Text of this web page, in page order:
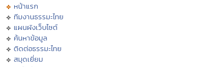
หน้าแรก
ทีมงานธรรมะไทย
แผนผังเว็บไซต์
ค้นหาข้อมูล
ติดต่อธรรมะไทย
สมุดเยี่ยม